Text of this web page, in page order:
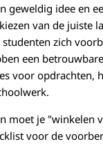
geweldig idee en
van de juiste
zich
een
voor opdrachten,
moet je "winkelen
voor de